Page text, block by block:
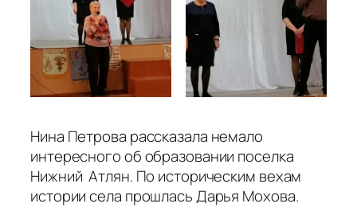
Нина Петрова рассказала немало
интересного об образовании поселка
Нижний Атлян. По историческим вехам
истории села прошлась Дарья Мохова.